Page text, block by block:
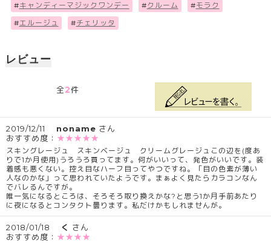
#キャンディーマジックワンデー #クルーム #モラク
#エルージュ #チェリッタ
レビュー
全2件
2019/12/11 noname さん
おすすめ度： ★★★★★
スキングレージュ スキンベージュ クリームグレージュこの辺を(度あ
りで1か月使用)うろうろ買ってます。何がいいって、発色がいいです。装
着感も悪くない。控え目なハーフ目ってやつですね。「目の色素が薄い
人なのかな」って思われていたようです。まぁよく見たらカラコンなん
でバレるんですが。
唯一気になるところは、そろそろ取り換えかな?と思う1か月手前あたり
に夜になるとコンタクト曇ります。私だけかもしれませんが。
2018/01/18 く さん
おすすめ度： ★★★★